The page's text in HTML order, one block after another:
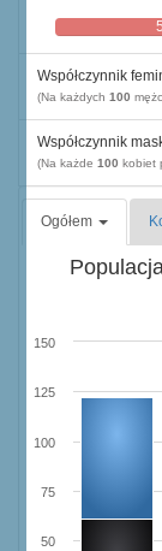
Współczynnik
(Na każdych 100
Współczynnik
(Na każde 100 kobiet
Ogółem
50
75
100
125
150